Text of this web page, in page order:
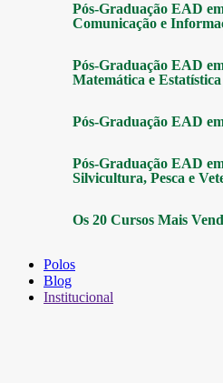
Pós-Graduação EAD
Comunicação e
Pós-Graduação EAD
Matemática e Estatística
Pós-Graduação EAD
Pós-Graduação EAD
Silvicultura, Pesca e
Os 20 Cursos Mais
Polos
Blog
Institucional